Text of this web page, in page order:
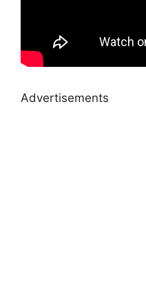
Advertisements